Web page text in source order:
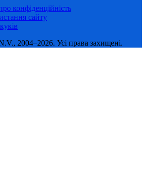
конфіденційність
сайту
2004–2026. Усі права захищені.